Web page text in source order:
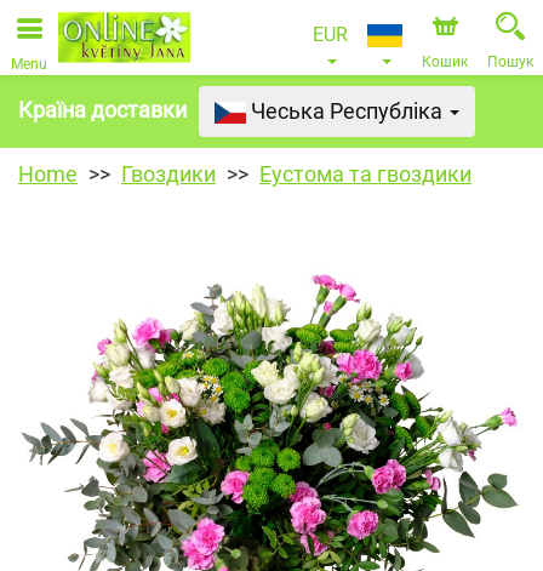
Menu
EUR
Кошик Пошук
Країна доставки Чеська Республіка
Home Гвоздики Еустома та гвоздики